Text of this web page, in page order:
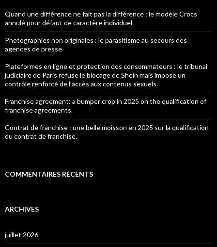
Quand une différence ne fait pas la différence : le modèle Crocs
annulé pour défaut de caractère individuel
Photographies non originales : le parasitisme au secours des
agences de presse
Plateformes en ligne et protection des consommateurs : le tribunal
judiciaire de Paris refuse le blocage de Shein mais impose un
contrôle renforcé de l’accès aux contenus sexuels
Franchise agreement: a bumper crop in 2025 on the qualification of
franchise agreements.
Contrat de franchise : une belle moisson en 2025 sur la qualification
du contrat de franchise.
COMMENTAIRES RÉCENTS
ARCHIVES
juillet 2026